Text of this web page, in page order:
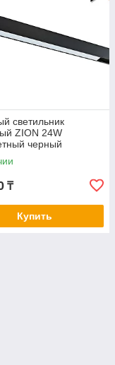
светильник
ZION 24W
черный
₸
Купить